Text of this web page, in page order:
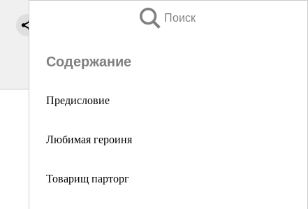
Поиск
Содержание
Предисловие
Любимая героиня
Товарищ парторг